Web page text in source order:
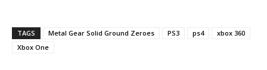
Akira Toriyama annoncé pour
TAGS Metal Gear Solid Ground Zeroes PS3 ps4
xbox 360
Xbox One